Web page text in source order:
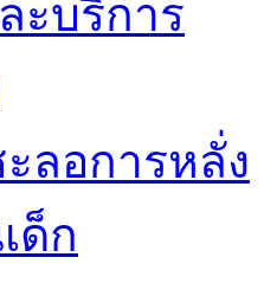
ะบริการ
ลอการหลั่ง
ด็ก